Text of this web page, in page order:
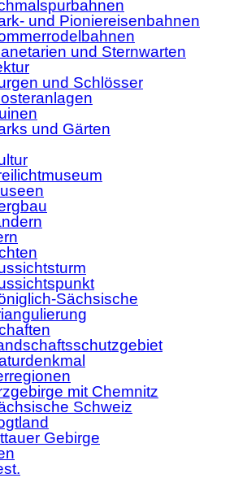
und Pioniereisenbahnen
und Sternwarten
und Schlösser
und Gärten
Sächsische
mit Chemnitz
Schweiz
Gebirge